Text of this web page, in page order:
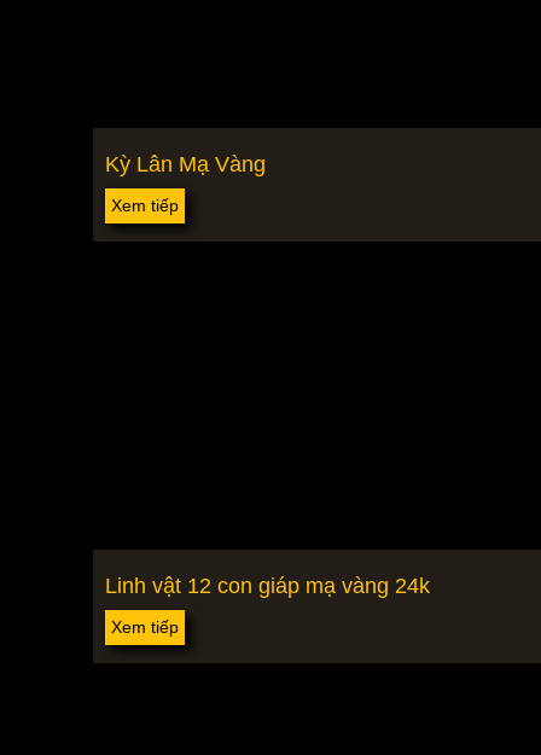
Kỳ Lân Mạ Vàng
Xem tiếp
Linh vật 12 con giáp mạ vàng 24k
Xem tiếp